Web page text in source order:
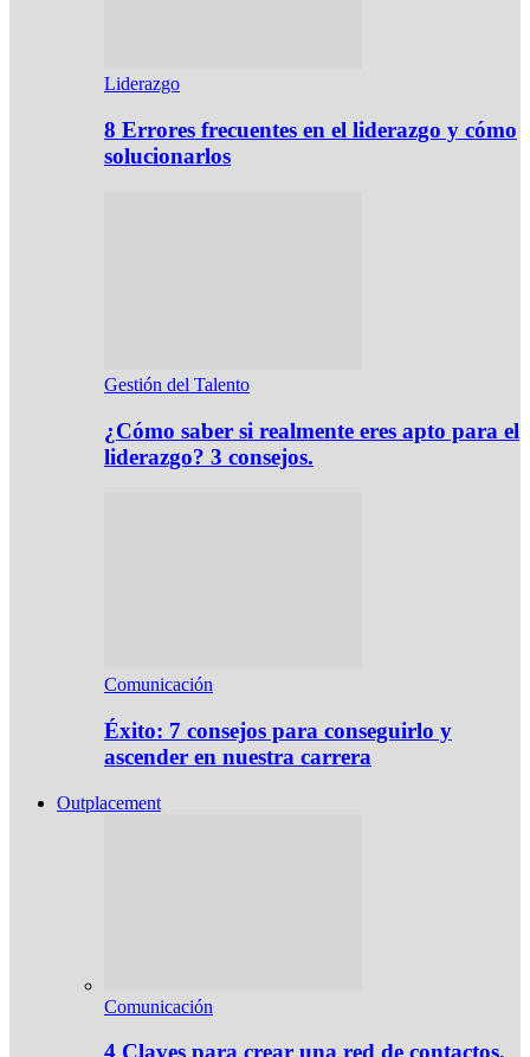
Liderazgo
8 Errores frecuentes en el liderazgo y cómo
solucionarlos
Gestión del Talento
¿Cómo saber si realmente eres apto para el
liderazgo? 3 consejos.
Comunicación
Éxito: 7 consejos para conseguirlo y
ascender en nuestra carrera
Outplacement
Comunicación